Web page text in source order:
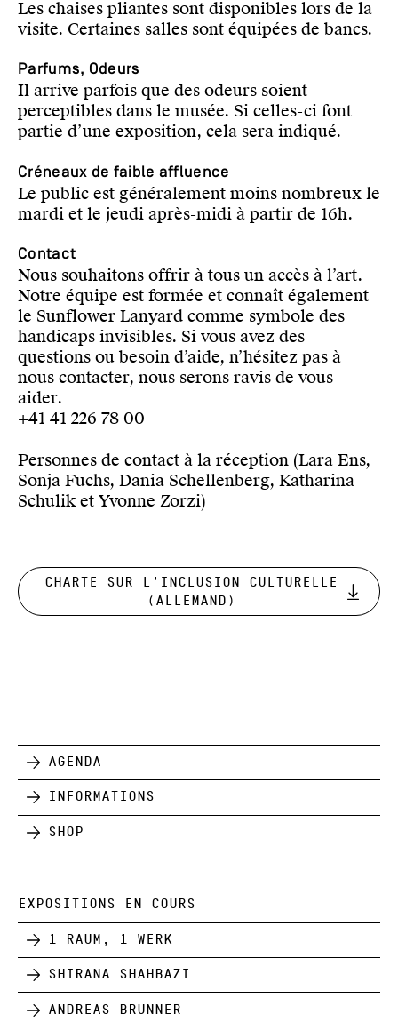
Les chaises pliantes sont disponibles lors de la
visite. Certaines salles sont équipées de bancs.
Parfums, Odeurs
Il arrive parfois que des odeurs soient
perceptibles dans le musée. Si celles-ci font
partie d’une exposition, cela sera indiqué.
Créneaux de faible affluence
Le public est généralement moins nombreux le
mardi et le jeudi après-midi à partir de 16h.
Contact
Nous souhaitons offrir à tous un accès à l’art.
Notre équipe est formée et connaît également
le Sunflower Lanyard comme symbole des
handicaps invisibles. Si vous avez des
questions ou besoin d’aide, n’hésitez pas à
nous contacter, nous serons ravis de vous
aider.
+41 41 226 78 00
Personnes de contact à la réception (Lara Ens,
Sonja Fuchs, Dania Schellenberg, Katharina
Schulik et Yvonne Zorzi)
Charte sur l’inclusion culturelle
(allemand)
Agenda
Informations
Shop
EXPOSITIONS EN COURS
1 Raum, 1 Werk
Shirana Shahbazi
Andreas Brunner